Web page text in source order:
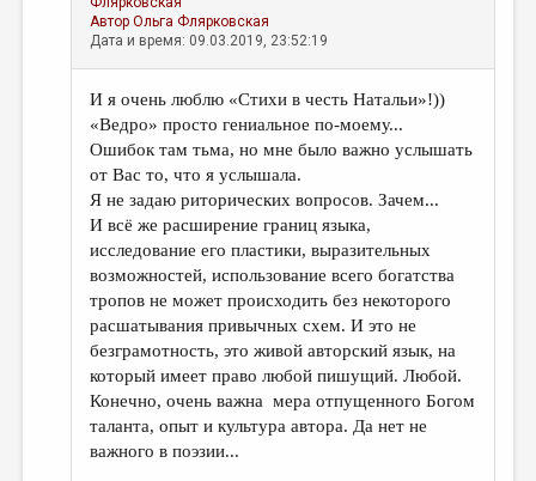
АвторОльга Флярковская
Дата и время: 09.03.2019, 23:52:19
И я очень люблю «Стихи в честь Натальи»!))
«Ведро» просто гениальное по-моему...
Ошибок там тьма, но мне было важно услышать
от Вас то, что я услышала.
Я не задаю риторических вопросов. Зачем...
И всё же расширение границ языка,
исследование его пластики, выразительных
возможностей, использование всего богатства
тропов не может происходить без некоторого
расшатывания привычных схем. И это не
безграмотность, это живой авторский язык, на
который имеет право любой пишущий. Любой.
Конечно, очень важна мера отпущенного Богом
таланта, опыт и культура автора. Да нет не
важного в поэзии...